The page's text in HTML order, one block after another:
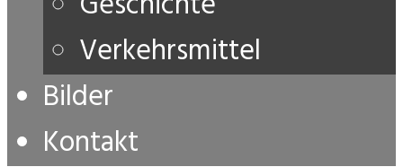
Verkehrsmittel
Bilder
Kontakt